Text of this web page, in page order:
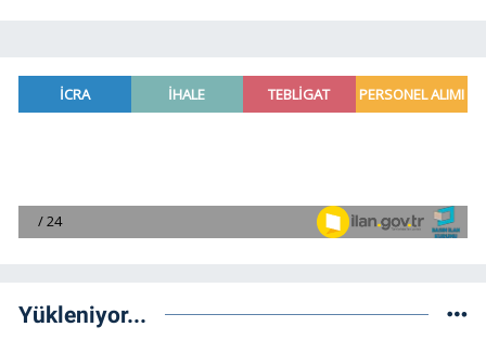
Yükleniyor...